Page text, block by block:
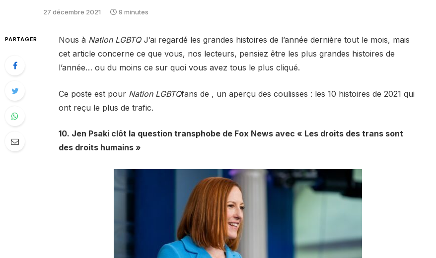
27 décembre 2021 9 minutes
PARTAGER Nous à Nation LGBTQJ’ai regardé les grandes histoires de l’année dernière tout le mois, mais
cet article concerne ce que vous, nos lecteurs, pensiez être les plus grandes histoires de
l’année… ou du moins ce sur quoi vous avez tous le plus cliqué.
Ce poste est pour Nation LGBTQfans de , un aperçu des coulisses : les 10 histoires de 2021 qui
ont reçu le plus de trafic.
10. Jen Psaki clôt la question transphobe de Fox News avec « Les droits des trans sont
des droits humains »